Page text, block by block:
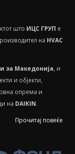
што ИЦС ГРУП е
на HVAС
за Македонија , и
и објекти,
опрема и
на DAIKIN.
Прочитај повеќе